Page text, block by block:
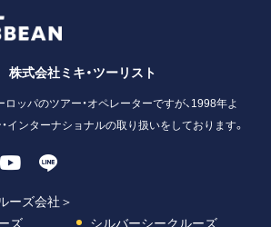
式会社ミキ・ツーリスト
ッパのツアー・オペレーターですが、1998年よ
・インターナショナルの取り扱いをしております。
ーズ会社＞
ズ
シルバーシークルーズ